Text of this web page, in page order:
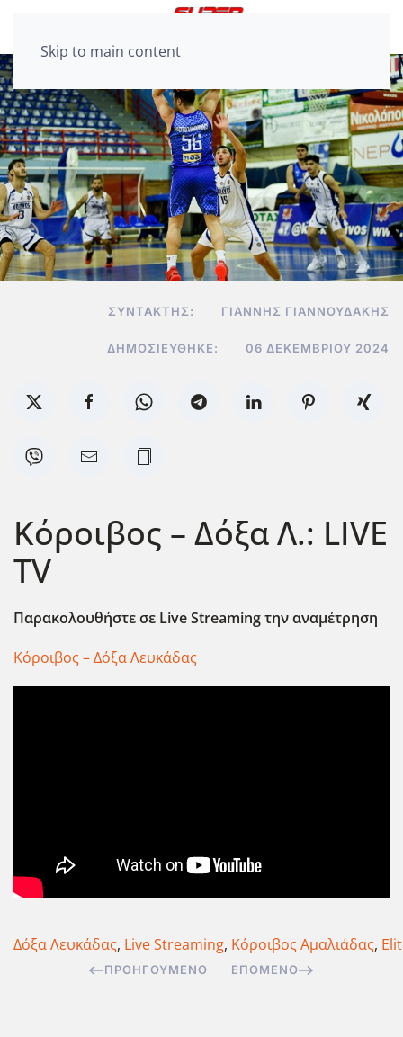
Skip to main content
ΣΥΝΤΆΚΤΗΣ: ΓΙΆΝΝΗΣ ΓΙΑΝΝΟΥΔΆΚΗΣ
ΔΗΜΟΣΙΕΎΘΗΚΕ: 06 ΔΕΚΕΜΒΡΊΟΥ 2024
Κόροιβος – Δόξα Λ.: LIVE
TV
Παρακολουθήστε σε LiveStreamingτην αναμέτρηση
Κόροιβος – Δόξα Λευκάδας
Δόξα Λευκάδας, Live Streaming, Κόροιβος Αμαλιάδας,
ΠΡΟΗΓΟΎΜΕΝΟ ΕΠΌΜΕΝΟ